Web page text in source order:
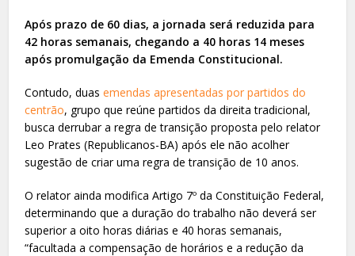
Após prazo de 60 dias, a jornada será reduzida para
42 horas semanais, chegando a 40 horas 14 meses
após promulgação da Emenda Constitucional.
Contudo, duasemendas apresentadas por partidos do
centrão, grupo que reúne partidos da direita tradicional,
busca derrubar a regra de transição proposta pelo relator
Leo Prates (Republicanos-BA) após ele não acolher
sugestão de criar uma regra de transição de 10 anos.
O relator ainda modifica Artigo 7º da Constituição Federal,
determinando que a duração do trabalho não deverá ser
superior a oito horas diárias e 40 horas semanais,
“facultada a compensação de horários e a redução da